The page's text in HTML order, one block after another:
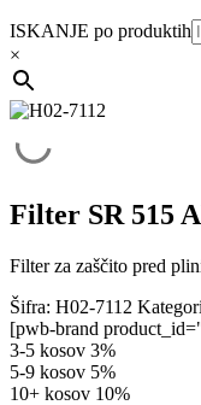
ISKANJE po produktih
×
Filter SR 515
Filter za zaščito pred
Šifra: H02-7112
[pwb-brand
3-5 kosov 3%
5-9 kosov 5%
10+ kosov 10%